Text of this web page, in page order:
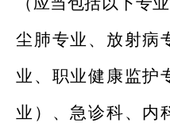
尘肺专业、放射病
业、职业健康监护
业）、急诊科、内